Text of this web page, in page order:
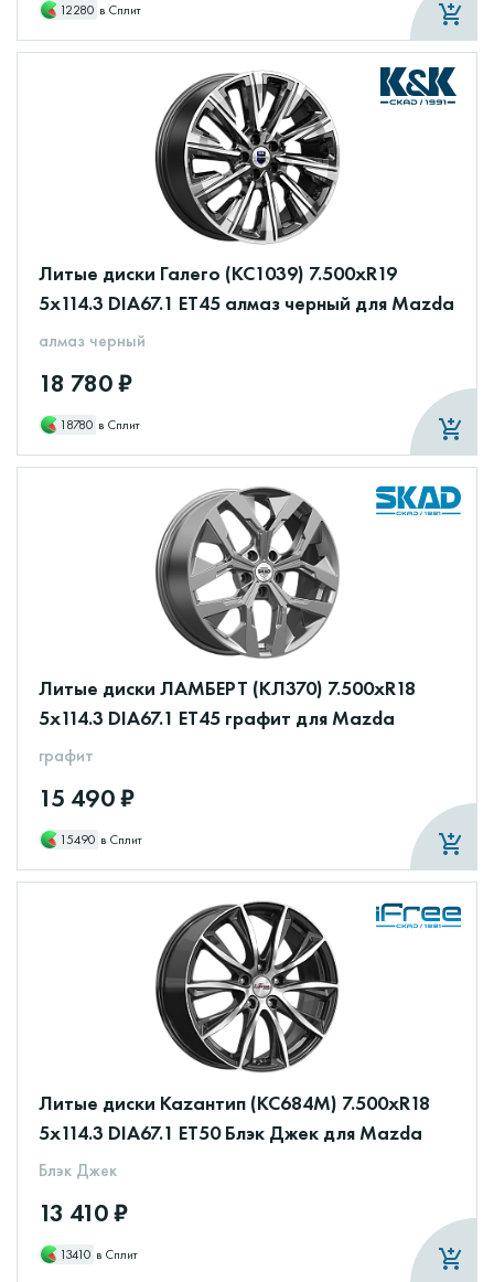
12280 в Сплит
Литые диски Галего (КС1039) 7.500xR19
5x114.3 DIA67.1 ET45 алмаз черный для Mazda
алмаз черный
18 780 ₽
18780 в Сплит
Литые диски ЛАМБЕРТ (КЛ370) 7.500xR18
5x114.3 DIA67.1 ET45 графит для Mazda
графит
15 490 ₽
15490 в Сплит
Литые диски Каzантип (КС684М) 7.500xR18
5x114.3 DIA67.1 ET50 Блэк Джек для Mazda
Блэк Джек
13 410 ₽
13410 в Сплит